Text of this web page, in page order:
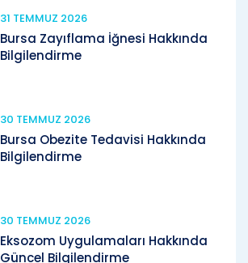
31 TEMMUZ 2026
Bursa Zayıflama İğnesi Hakkında
Bilgilendirme
30 TEMMUZ 2026
Bursa Obezite Tedavisi Hakkında
Bilgilendirme
30 TEMMUZ 2026
Eksozom Uygulamaları Hakkında
Güncel Bilgilendirme